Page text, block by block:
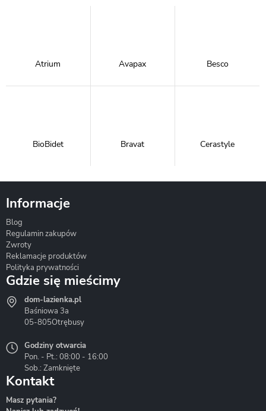
Atrium Avapax Besco
BioBidet Bravat Cerastyle
Hydrostop
Liveno
Informacje
Blog
Regulamin zakupów
Zwroty
Reklamacje produktów
Polityka prywatności
Gdzie się mieścimy
dom-lazienka.pl
Baśniowa 3a
05-805Otrębusy
Godziny otwarcia
Pon. - Pt.: 08:00 - 16:00
Sob.: Zamknięte
Kontakt
Masz pytania?